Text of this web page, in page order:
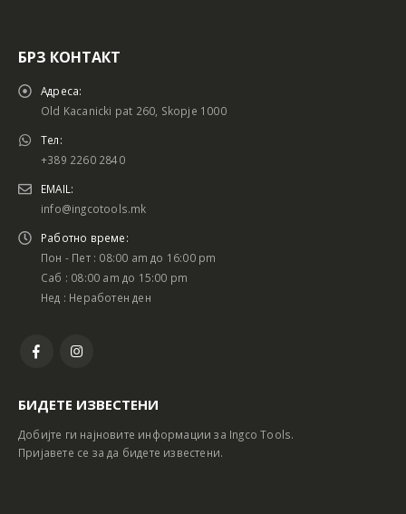
БРЗ КОНТАКТ
Адреса:
Old Kacanicki pat 260, Skopje 1000
Тел:
+389 2260 2840
EMAIL:
info@ingcotools.mk
Работно време:
Пон - Пет : 08:00 am до 16:00 pm
Саб : 08:00 am до 15:00 pm
Нед : Неработен ден
БИДЕТЕ ИЗВЕСТЕНИ
Добијте ги најновите информации за Ingco Tools.
Пријавете се за да бидете известени.